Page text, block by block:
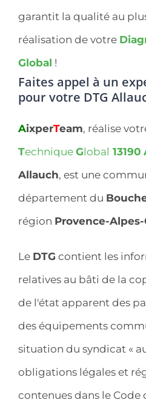
garantit la qualité au
réalisation de votre
Global !
Faites appel à un
pour votre DTG
AixperTeam, réalise
Technique Global 13190
Allauch, est une
département du
région Provence-
Le DTG contient les
relatives au bâti de la
de l'état apparent des
des équipements
situation du syndicat «
obligations légales et
contenues dans le Code